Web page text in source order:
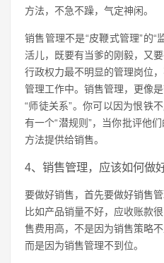
方法，不急不躁，气定神闲。
销售管理不是“皮鞭式管理”的“
活儿，既要有当爹的刚毅，又
行政权力最不明显的管理岗位
管理工作中。销售管理，更像
“师徒关系”。你可以因为恨铁
有一个“潜规则”，当你批评他
方法提供给销售。
4、销售管理，应该如何做好
要做好销售，首先要做好销售
比如产品销量不好，应收账款
售费用高，不是因为销售策略
而是因为销售管理不到位。